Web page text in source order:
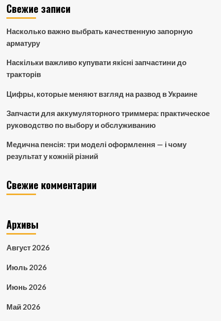
Свежие записи
Насколько важно выбрать качественную запорную
арматуру
Наскільки важливо купувати якісні запчастини до
тракторів
Цифры, которые меняют взгляд на развод в Украине
Запчасти для аккумуляторного триммера: практическое
руководство по выбору и обслуживанию
Медична пенсія: три моделі оформлення — і чому
результат у кожній різний
Свежие комментарии
Архивы
Август 2026
Июль 2026
Июнь 2026
Май 2026